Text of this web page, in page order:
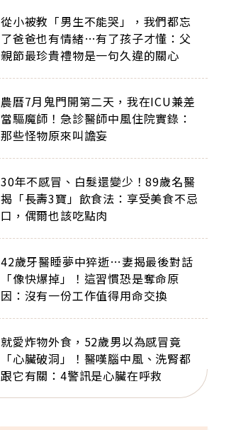
從小被教「男生不能哭」，我們都忘
了爸爸也有情緒…有了孩子才懂：父
親節最珍貴禮物是一句久違的關心
農曆7月鬼門開第二天，我在ICU兼差
當驅魔師！急診醫師中風住院實錄：
那些怪物原來叫譫妄
30年不感冒、白髮還變少！89歲名醫
揭「長壽3寶」飲食法：享受美食不忌
口，偶爾也該吃點肉
42歲牙醫睡夢中猝逝…妻揭最後對話
「像快爆掉」！這習慣恐是奪命原
因：沒有一份工作值得用命交換
就愛炸物外食，52歲男以為感冒竟
「心臟破洞」！醫嘆腦中風、洗腎都
跟它有關：4警訊是心臟在呼救